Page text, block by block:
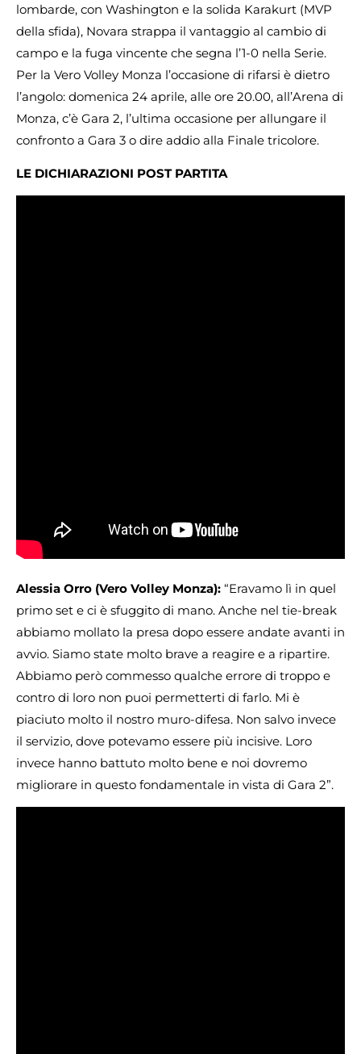
lombarde, con Washington e la solida Karakurt (MVP
della sfida), Novara strappa il vantaggio al cambio di
campo e la fuga vincente che segna l’1-0 nella Serie.
Per la Vero Volley Monza l’occasione di rifarsi è dietro
l’angolo: domenica 24 aprile, alle ore 20.00, all’Arena di
Monza, c’è Gara 2, l’ultima occasione per allungare il
confronto a Gara 3 o dire addio alla Finale tricolore.
LE DICHIARAZIONI POST PARTITA
Alessia Orro (Vero Volley Monza): “Eravamo lì in quel
primo set e ci è sfuggito di mano. Anche nel tie-break
abbiamo mollato la presa dopo essere andate avanti in
avvio. Siamo state molto brave a reagire e a ripartire.
Abbiamo però commesso qualche errore di troppo e
contro di loro non puoi permetterti di farlo. Mi è
piaciuto molto il nostro muro-difesa. Non salvo invece
il servizio, dove potevamo essere più incisive. Loro
invece hanno battuto molto bene e noi dovremo
migliorare in questo fondamentale in vista di Gara 2”.